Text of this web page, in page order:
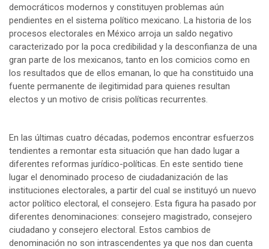
democráticos modernos y constituyen problemas aún
pendientes en el sistema político mexicano. La historia de los
procesos electorales en México arroja un saldo negativo
caracterizado por la poca credibilidad y la desconfianza de una
gran parte de los mexicanos, tanto en los comicios como en
los resultados que de ellos emanan, lo que ha constituido una
fuente permanente de ilegitimidad para quienes resultan
electos y un motivo de crisis políticas recurrentes.
En las últimas cuatro décadas, podemos encontrar esfuerzos
tendientes a remontar esta situación que han dado lugar a
diferentes reformas jurídico-políticas. En este sentido tiene
lugar el denominado proceso de ciudadanización de las
instituciones electorales, a partir del cual se instituyó un nuevo
actor político electoral, el consejero. Esta figura ha pasado por
diferentes denominaciones: consejero magistrado, consejero
ciudadano y consejero electoral. Estos cambios de
denominación no son intrascendentes ya que nos dan cuenta